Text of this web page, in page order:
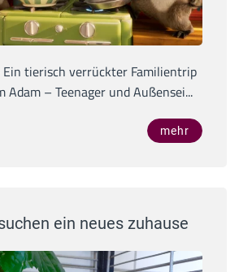
tierisch verrückter Familientrip
– Teenager und Außensei...
mehr
ein neues zuhause